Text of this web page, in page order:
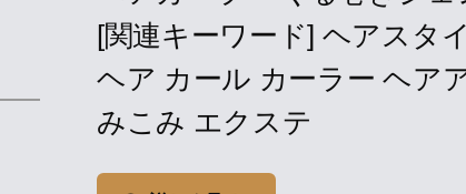
[関連キーワード] ヘアスタ
ヘア カール カーラー ヘア
みこみ エクステ